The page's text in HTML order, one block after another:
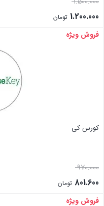
1.200.000 تومان
بستن
فروش ویژه
کورس کی
970.000
801.600 تومان
بستن
فروش ویژه